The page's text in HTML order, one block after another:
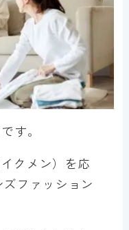
です。
クメン）を応
ファッション